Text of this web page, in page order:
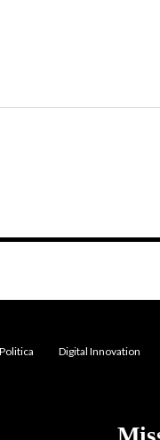
Politica Digital Innovation